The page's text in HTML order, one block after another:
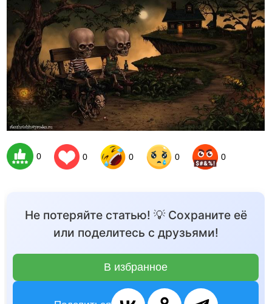
0 0 0 0 0
Не потеряйте статью! 💡 Сохраните её
или поделитесь с друзьями!
В избранное